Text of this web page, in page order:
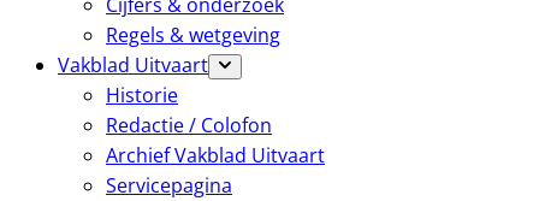
Regels & wetgeving
Vakblad Uitvaart
Historie
Redactie / Colofon
Archief Vakblad Uitvaart
Servicepagina